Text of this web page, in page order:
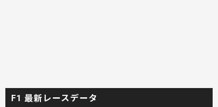
F1 最新レースデータ